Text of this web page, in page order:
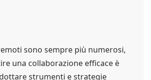
sono sempre più numerosi,
una collaborazione efficace è
strumenti e strategie